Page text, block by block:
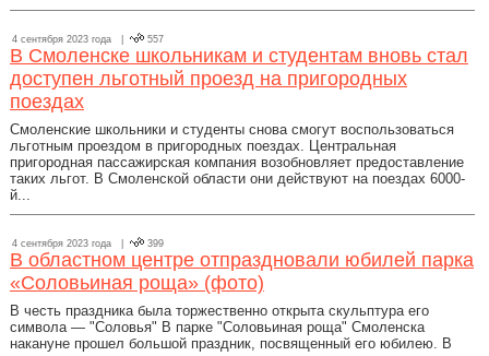
4 сентября 2023 года | 557
В Смоленске школьникам и студентам вновь стал
доступен льготный проезд на пригородных
поездах
Смоленские школьники и студенты снова смогут воспользоваться
льготным проездом в пригородных поездах. Центральная
пригородная пассажирская компания возобновляет предоставление
таких льгот. В Смоленской области они действуют на поездах 6000-
й...
4 сентября 2023 года | 399
В областном центре отпраздновали юбилей парка
«Соловьиная роща» (фото)
В честь праздника была торжественно открыта скульптура его
символа — "Соловья" В парке "Соловьиная роща" Смоленска
накануне прошел большой праздник, посвященный его юбилею. В